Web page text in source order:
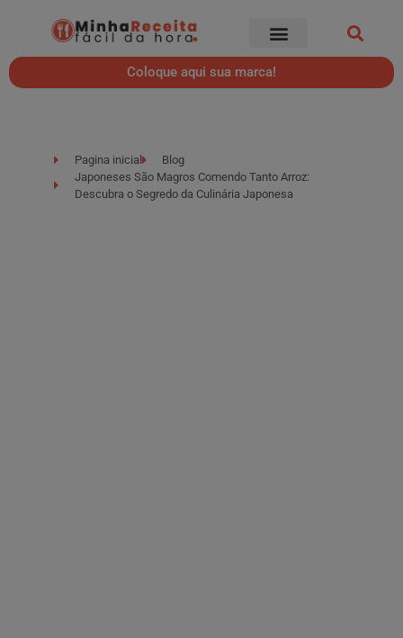
Coloque aqui sua marca!
Pagina inicial
Blog
Japoneses São Magros Comendo Tanto Arroz:
Descubra o Segredo da Culinária Japonesa